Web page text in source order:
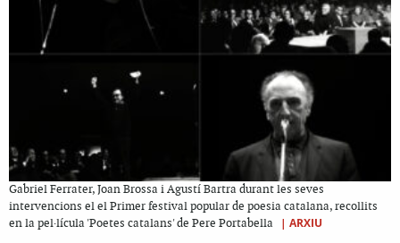
Gabriel Ferrater, Joan Brossa i Agustí Bartra durant les seves
intervencions el el Primer festival popular de poesia catalana, recollits
en la pel·lícula 'Poetes catalans' de Pere Portabella
| ARXIU